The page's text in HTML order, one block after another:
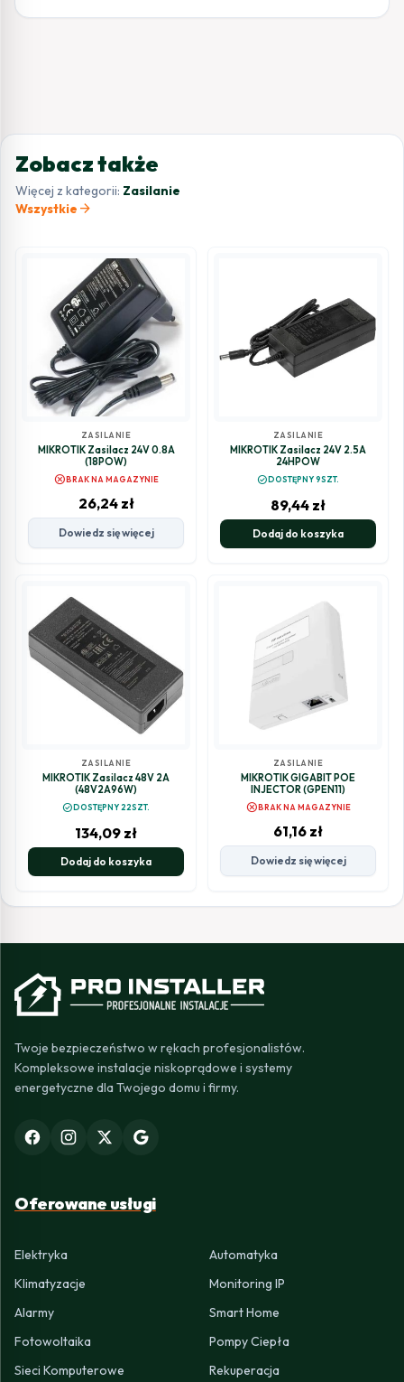
Zobacz także
Więcej z kategorii: Zasilanie
Wszystkie arrow_forward
ZASILANIE
MIKROTIK Zasilacz 24V 0.8A
(18POW)
cancelBRAK NA MAGAZYNIE
26,24 zł
Dowiedz się więcej
ZASILANIE
MIKROTIK Zasilacz 24V 2.5A
24HPOW
check_circleDOSTĘPNY 9SZT.
89,44 zł
Dodaj do koszyka
ZASILANIE
MIKROTIK Zasilacz 48V 2A
(48V2A96W)
check_circleDOSTĘPNY 22SZT.
134,09 zł
Dodaj do koszyka
ZASILANIE
MIKROTIK GIGABIT POE
INJECTOR (GPEN11)
cancelBRAK NA MAGAZYNIE
61,16 zł
Dowiedz się więcej
Twoje bezpieczeństwo w rękach profesjonalistów.
Kompleksowe instalacje niskoprądowe i systemy
energetyczne dla Twojego domu i firmy.
Oferowane usługi
Elektryka
Automatyka
Klimatyzacje
Monitoring IP
Alarmy
Smart Home
Fotowoltaika
Pompy Ciepła
Sieci Komputerowe
Rekuperacja